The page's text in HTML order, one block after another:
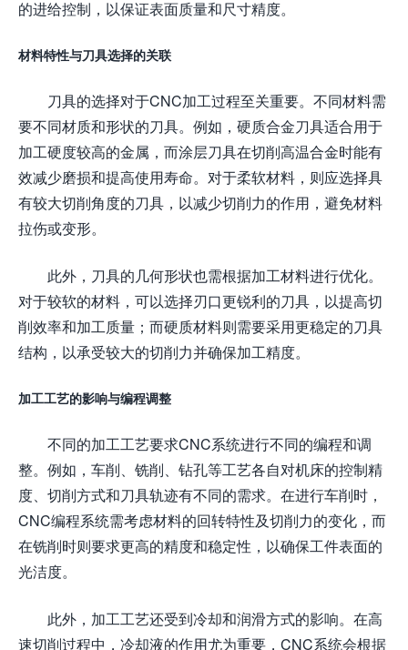
的进给控制，以保证表面质量和尺寸精度。
材料特性与刀具选择的关联
刀具的选择对于CNC加工过程至关重要。不同材料需
要不同材质和形状的刀具。例如，硬质合金刀具适合用于
加工硬度较高的金属，而涂层刀具在切削高温合金时能有
效减少磨损和提高使用寿命。对于柔软材料，则应选择具
有较大切削角度的刀具，以减少切削力的作用，避免材料
拉伤或变形。
此外，刀具的几何形状也需根据加工材料进行优化。
对于较软的材料，可以选择刃口更锐利的刀具，以提高切
削效率和加工质量；而硬质材料则需要采用更稳定的刀具
结构，以承受较大的切削力并确保加工精度。
加工工艺的影响与编程调整
不同的加工工艺要求CNC系统进行不同的编程和调
整。例如，车削、铣削、钻孔等工艺各自对机床的控制精
度、切削方式和刀具轨迹有不同的需求。在进行车削时，
CNC编程系统需考虑材料的回转特性及切削力的变化，而
在铣削时则要求更高的精度和稳定性，以确保工件表面的
光洁度。
此外，加工工艺还受到冷却和润滑方式的影响。在高
速切削过程中，冷却液的作用尤为重要，CNC系统会根据